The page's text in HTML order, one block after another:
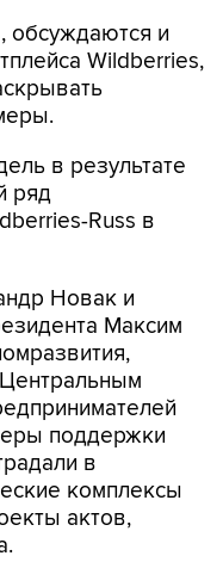
обсуждаются и
Wildberries,
в результате
ряд
Russ в
Новак и
Максим
поддержки
в
комплексы
актов,